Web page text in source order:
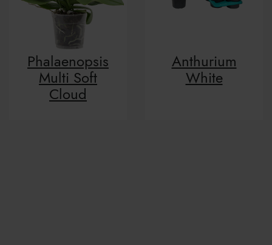
Phalaenopsis
Multi Soft
Cloud
Anthurium
White